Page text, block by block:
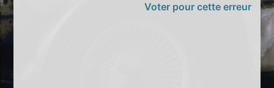
Voter pour cette erreur